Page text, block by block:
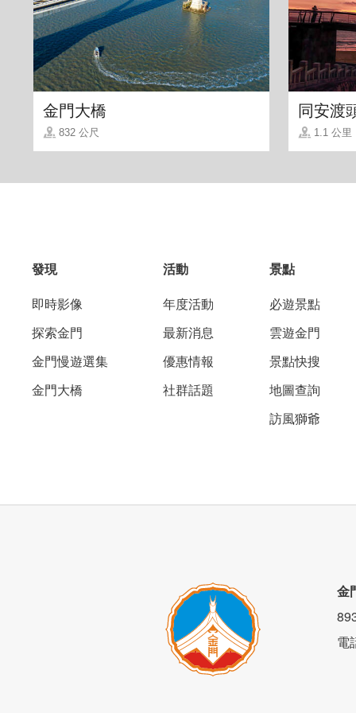
「觀海雙人房」
好的一天，盥洗後不妨走到陽台眺望風景
金門大橋
832 公尺
同安渡
1.1 公里
發現
即時影像
探索金門
金門慢遊選集
金門大橋
活動
年度活動
最新消息
優惠情報
社群話題
景點
必遊景點
雲遊金門
景點快搜
地圖查詢
訪風獅爺
金
電